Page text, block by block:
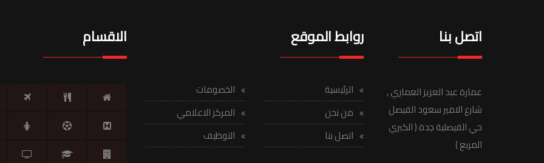
اتصل بنا
عمارة عبد العزيز العماري ,
شارع الامير سعود الفيصل
حي الفيصلية جدة ( الكبري
المربع )
روابط الموقع
الرئيسية
من نحن
اتصل بنا
الخصومات
المركز الاعلامي
التوظيف
الاقسام